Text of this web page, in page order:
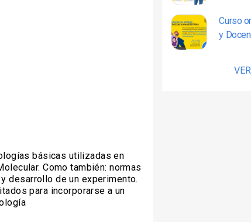
básicas utilizadas en
Como también: normas
desarrollo de un experimento.
para incorporarse a un
Curso
y